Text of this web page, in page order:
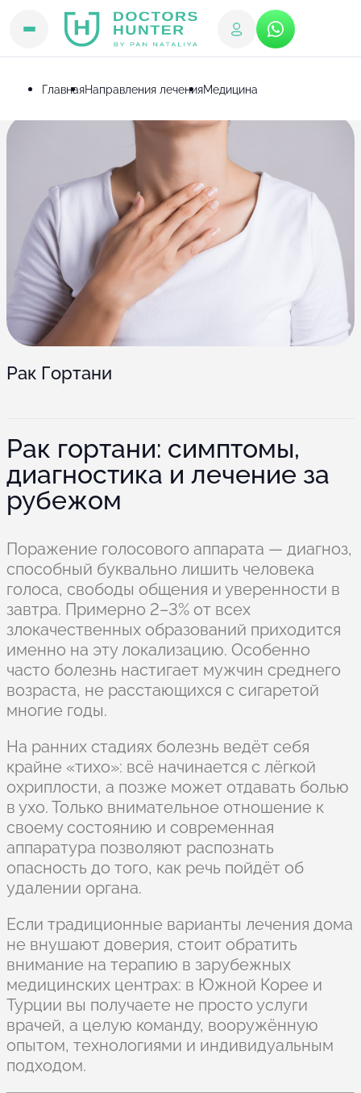
ГлавнаяНаправления леченияМедицина
Рак Гортани
Рак гортани: симптомы,
диагностика и лечение за
рубежом
Поражение голосового аппарата — диагноз,
способный буквально лишить человека
голоса, свободы общения и уверенности в
завтра. Примерно 2–3% от всех
злокачественных образований приходится
именно на эту локализацию. Особенно
часто болезнь настигает мужчин среднего
возраста, не расстающихся с сигаретой
многие годы.
На ранних стадиях болезнь ведёт себя
крайне «тихо»: всё начинается с лёгкой
охриплости, а позже может отдавать болью
в ухо. Только внимательное отношение к
своему состоянию и современная
аппаратура позволяют распознать
опасность до того, как речь пойдёт об
удалении органа.
Если традиционные варианты лечения дома
не внушают доверия, стоит обратить
внимание на терапию в зарубежных
медицинских центрах: в Южной Корее и
Турции вы получаете не просто услуги
врачей, а целую команду, вооружённую
опытом, технологиями и индивидуальным
подходом.